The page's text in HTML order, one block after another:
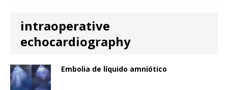
intraoperative
echocardiography
Embolia de líquido amniótico